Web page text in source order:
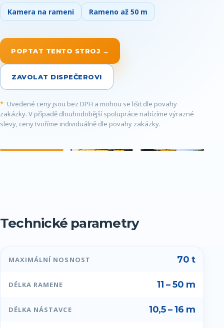
Kamera na rameni Rameno až 50 m
POPTAT TENTO STROJ →
ZAVOLAT DISPEČEROVI
* Uvedené ceny jsou bez DPH a mohou se lišit dle povahy
zakázky. V případě dlouhodobější spolupráce nabízíme výrazné
slevy, ceny tvoříme individuálně dle povahy zakázky.
Technické parametry
MAXIMÁLNÍ NOSNOST 70 t
DÉLKA RAMENE 11 – 50 m
DÉLKA NÁSTAVCE 10,5 – 16 m